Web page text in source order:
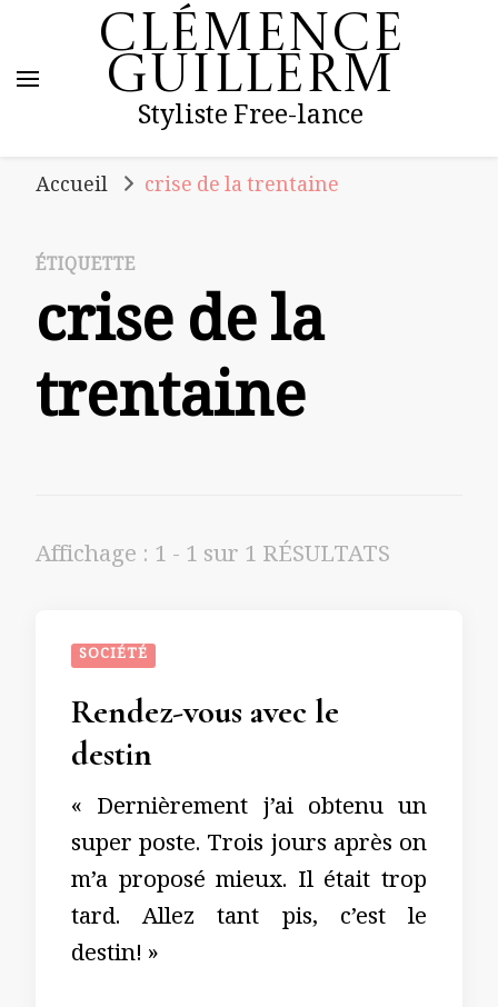
Clémence
Guillerm
Styliste Free-lance
Accueil crise de la trentaine
ÉTIQUETTE
crise de la
trentaine
Affichage : 1 - 1 sur 1 RÉSULTATS
SOCIÉTÉ
Rendez-vous avec le
destin
« Dernièrement j’ai obtenu un
super poste. Trois jours après on
m’a proposé mieux. Il était trop
tard. Allez tant pis, c’est le
destin! »